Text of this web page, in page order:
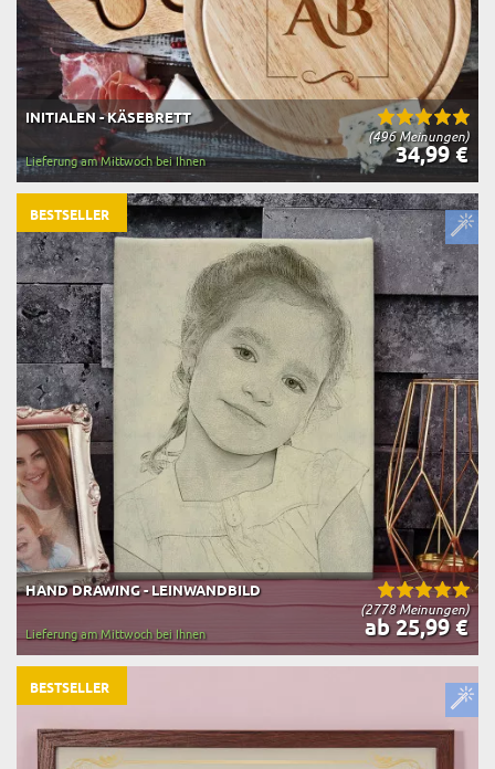
(496 Meinungen)
INITIALEN - KÄSEBRETT
34,99 €
Lieferung am Mittwoch bei Ihnen
(2778 Meinungen)
HAND DRAWING - LEINWANDBILD
ab 25,99 €
Lieferung am Mittwoch bei Ihnen
BESTSELLER
BESTSELLER